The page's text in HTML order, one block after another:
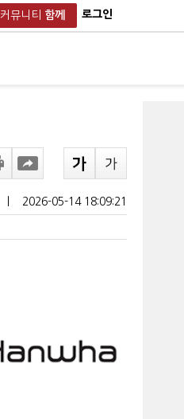
커뮤니티 함께 로그인
2026-05-14 18:09:21